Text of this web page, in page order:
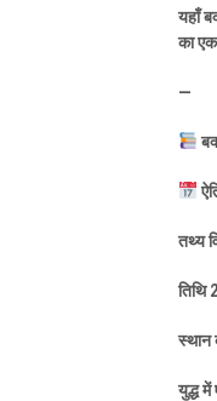
यहाँ
का एक
—
तथ्य
तिथि
स्थान
युद्ध